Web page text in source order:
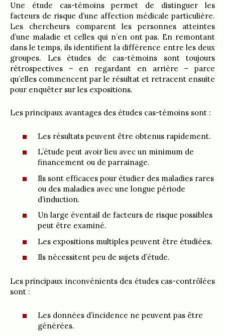
Une étude cas-témoins permet de distinguer les
facteurs de risque d’une affection médicale particulière.
Les chercheurs comparent les personnes atteintes
d’une maladie et celles qui n’en ont pas. En remontant
dans le temps, ils identifient la différence entre les deux
groupes. Les études de cas-témoins sont toujours
rétrospectives – en regardant en arrière – parce
qu’elles commencent par le résultat et retracent ensuite
pour enquêter sur les expositions.
Les principaux avantages des études cas-témoins sont :
Les résultats peuvent être obtenus rapidement.
L’étude peut avoir lieu avec un minimum de
financement ou de parrainage.
Ils sont efficaces pour étudier des maladies rares
ou des maladies avec une longue période
d’induction.
Un large éventail de facteurs de risque possibles
peut être examiné.
Les expositions multiples peuvent être étudiées.
Ils nécessitent peu de sujets d’étude.
Les principaux inconvénients des études cas-contrôlées
sont :
Les données d’incidence ne peuvent pas être
générées.